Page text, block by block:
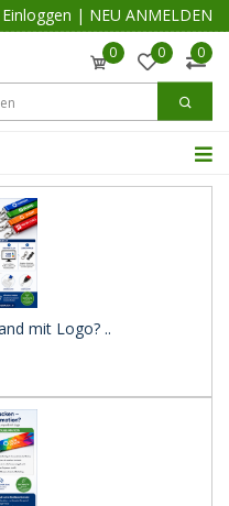
Einloggen | NEU ANMELDEN
0 0 0
mit Logo? ..